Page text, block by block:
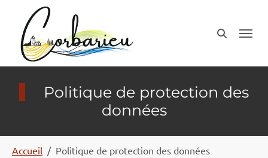
Aller au contenu principal
Politique de protection des
données
Accueil Politique de protection des données
Panneau de gestion des cookies